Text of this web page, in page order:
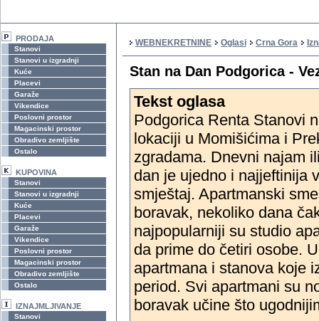
PRODAJA
Stanovi
Stanovi u izgradnji
Kuće
Placevi
Garaže
Vikendice
Poslovni prostor
Magacinski prostor
Obradivo zemljište
Ostalo
KUPOVINA
Stanovi
Stanovi u izgradnji
Kuće
Placevi
Garaže
Vikendice
Poslovni prostor
Magacinski prostor
Obradivo zemljište
Ostalo
IZNAJMLJIVANJE
Stanovi
WEBNEKRETNINE Oglasi Crna Gora
Stan na Dan Podgorica -
Tekst oglasa
Podgorica Renta Stanovi
lokaciji u Momišićima i
zgradama. Dnevni najam
dan je ujedno i najjeftinija
smještaj. Apartmanski
boravak, nekoliko dana
najpopularniji su studio
da prime do četiri osobe.
apartmana i stanova koje
period. Svi apartmani su
boravak učine što